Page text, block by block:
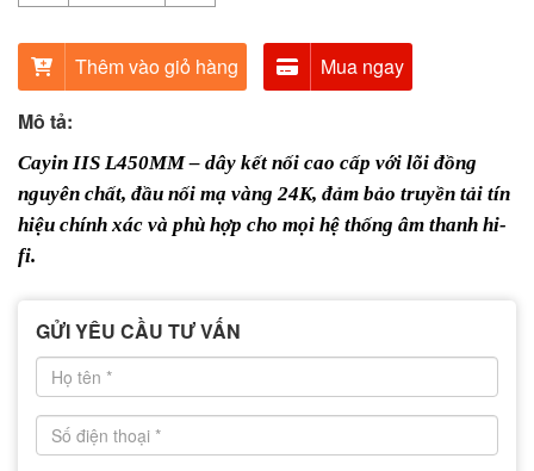
Thêm vào giỏ hàng
Mua ngay
Mô tả:
Cayin IIS L450MM – dây kết nối cao cấp với lõi đồng
nguyên chất, đầu nối mạ vàng 24K, đảm bảo truyền tải tín
hiệu chính xác và phù hợp cho mọi hệ thống âm thanh hi-
fi.
GỬI YÊU CẦU TƯ VẤN